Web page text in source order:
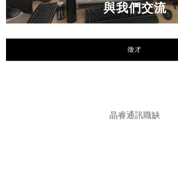
與我們交流
徵才
晶睿通訊職缺